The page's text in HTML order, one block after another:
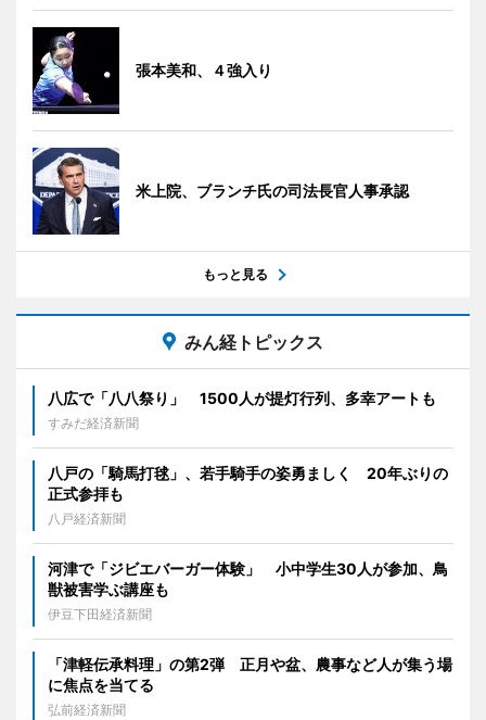
張本美和、４強入り
米上院、ブランチ氏の司法長官人事承認
もっと見る
みん経トピックス
八広で「八八祭り」 1500人が提灯行列、多幸アートも
すみだ経済新聞
八戸の「騎馬打毬」、若手騎手の姿勇ましく 20年ぶりの
正式参拝も
八戸経済新聞
河津で「ジビエバーガー体験」 小中学生30人が参加、鳥
獣被害学ぶ講座も
伊豆下田経済新聞
「津軽伝承料理」の第2弾 正月や盆、農事など人が集う場
に焦点を当てる
弘前経済新聞